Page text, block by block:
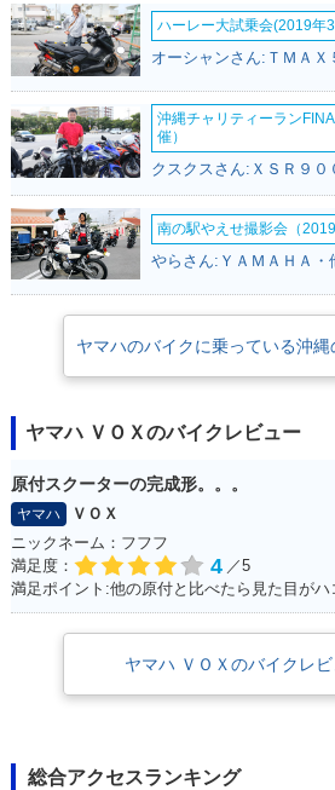
2007年 VOX・マイ
ナーチェンジ
2006年 VOX・新登
ハーレー大試乗会(2019年
オーシャンさん:ＴＭＡＸ
沖縄チャリティーラン
催）
クスクスさん:ＸＳＲ９０
南の駅やえせ撮影会（
やらさん:ＹＡＭＡＨＡ・
ヤマハのバイクに乗っている沖
ヤマハ ＶＯＸのバイクレビュー
原付スクーターの完成形。。。
ヤマハ
ＶＯＸ
ニックネーム：フフフ
満足度：
4 ／5
ヤマハ ＶＯＸのバイクレ
総合アクセスランキング